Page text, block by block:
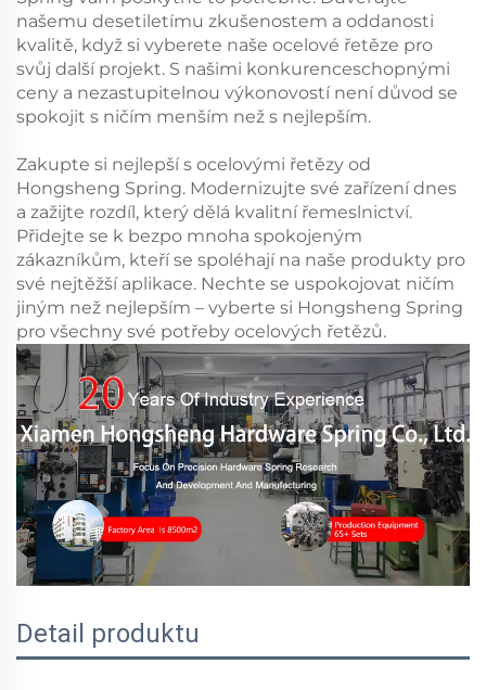
našemu desetiletímu zkušenostem a oddanosti
kvalitě, když si vyberete naše ocelové řetěze pro
svůj další projekt. S našimi konkurenceschopnými
ceny a nezastupitelnou výkonovostí není důvod se
spokojit s ničím menším než s nejlepším.
Zakupte si nejlepší s ocelovými řetězy od
Hongsheng Spring. Modernizujte své zařízení dnes
a zažijte rozdíl, který dělá kvalitní řemeslnictví.
Přidejte se k bezpo mnoha spokojeným
zákazníkům, kteří se spoléhají na naše produkty pro
své nejtěžší aplikace. Nechte se uspokojovat ničím
jiným než nejlepším – vyberte si Hongsheng Spring
pro všechny své potřeby ocelových řetězů.
Detail produktu